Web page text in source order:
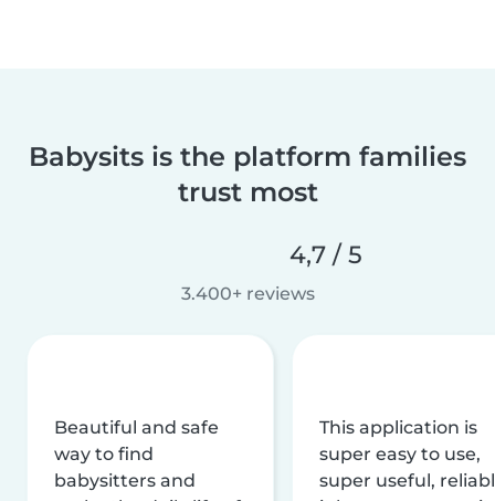
Babysits is the platform families
trust most
4,7 / 5
3.400+ reviews
Beautiful and safe
way to find
babysitters and
This application is
super easy to use,
super useful,